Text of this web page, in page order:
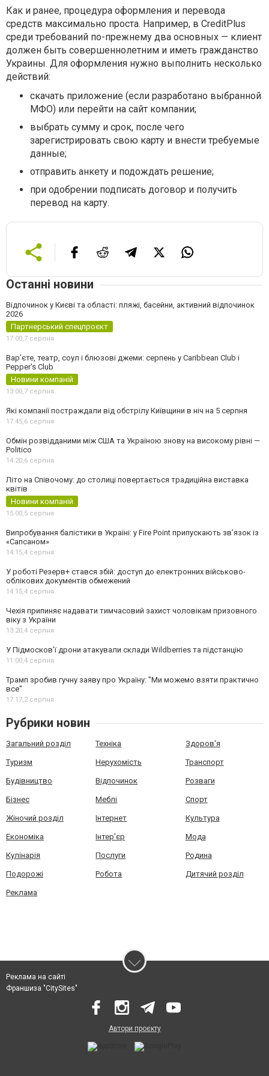
Как и ранее, процедура оформления и перевода
средств максимально проста. Например, в CreditPlus
среди требований по-прежнему два основных — клиент
должен быть совершеннолетним и иметь гражданство
Украины. Для оформления нужно выполнить несколько
действий:
скачать приложение (если разработано выбранной
МФО) или перейти на сайт компании;
выбрать сумму и срок, после чего
зарегистрировать свою карту и внести требуемые
данные;
отправить анкету и подождать решение;
при одобрении подписать договор и получить
перевод на карту.
Останні новини
Відпочинок у Києві та області: пляжі, басейни, активний відпочинок
2026
Партнерський спецпроєкт
17:00,7 серпня
Вар’єте, театр, соул і блюзові джеми: серпень у Caribbean Club і
Pepper's Club
Новини компаній
13:00,7 серпня
Які компанії постраждали від обстрілу Київщини в ніч на 5 серпня
17:45,6 серпня
Обмін розвідданими між США та Україною знову на високому рівні —
Politico
14:20,6 серпня
Літо на Співочому: до столиці повертається традиційна виставка
квітів
Новини компаній
15:00,5 серпня
Випробування балістики в Україні: у Fire Point припускають зв’язок із
«Сапсаном»
14:15,4 серпня
У роботі Резерв+ стався збій: доступ до електронних військово-
облікових документів обмежений
14:15,4 серпня
Чехія припиняє надавати тимчасовий захист чоловікам призовного
віку з України
13:20,4 серпня
У Підмосков’ї дрони атакували склади Wildberries та підстанцію
11:00,4 серпня
Трамп зробив гучну заяву про Україну: "Ми можемо взяти практично
все"
17:17,2 серпня
Рубрики новин
Загальний розділ Техніка Здоров'я
Туризм Нерухомість Транспорт
Будівництво Відпочинок Розваги
Бізнес Меблі Спорт
Жіночий розділ Інтернет Культура
Економіка Інтер'єр Мода
Кулінарія Послуги Родина
Подорожі Робота Дитячий розділ
Реклама
Реклама на сайті
Франшиза "CitySites"
Автори проєкту